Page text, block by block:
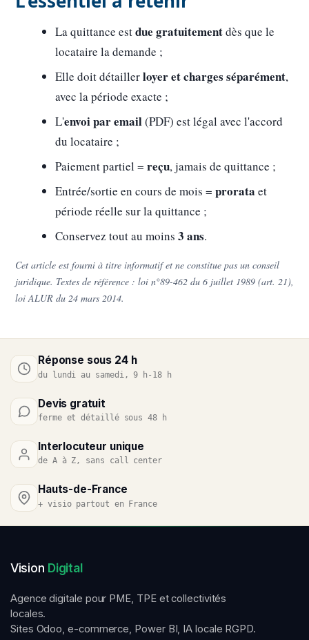
La quittance estdue gratuitementdès que le
locataire la demande ;
Elle doit détaillerloyer et charges séparément,
avec la période exacte ;
L'envoi par email(PDF) est légal avec l'accord
du locataire ;
Paiement partiel = reçu, jamais de quittance ;
Entrée/sortie en cours de mois = prorata et
période réelle sur la quittance ;
Conservez tout au moins 3 ans.
Cet article est fourni à titre informatif et ne constitue pas un conseil
juridique. Textes de référence : loi n°89-462 du 6 juillet 1989 (art. 21),
loi ALUR du 24 mars 2014.
Réponse sous 24 h
du lundi au samedi, 9 h-18 h
Devis gratuit
ferme et détaillé sous 48 h
Interlocuteur unique
de A à Z, sans call center
Hauts-de-France
+ visio partout en France
Vision Digital
Agence digitale pour PME, TPE et collectivités
locales.
Sites Odoo, e-commerce, Power BI, IA locale RGPD.